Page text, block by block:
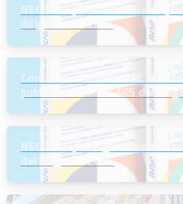
NEODS26 | Sedi vacanti e
dirigenti scolastici
Concorso riservato D.M. n.
pubblicati il D.M. n. 165 del 7
l’Avviso per la scelta della
NEODS26 | La registrazione e
del 6 agosto 2026